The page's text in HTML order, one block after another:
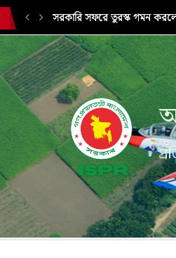
সরকারি সফরে তুরস্ক গমন করলেন